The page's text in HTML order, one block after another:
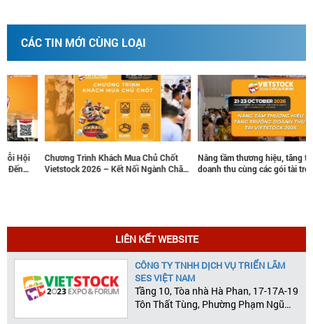
CÁC TIN MỚI CÙNG LOẠI
Chương Trình Khách Mua Chủ Chốt
Vietstock 2026 – Kết Nối Ngành Chăn
Nâng tầm thương hiệu, tăng trưởng
doanh thu cùng các gói tài trợ chiến
LIÊN KẾT WEBSITE
CÔNG TY TNHH DỊCH VỤ TRIỂN LÃM
SES VIỆT NAM
Tầng 10, Tòa nhà Hà Phan, 17-17A-19
Tôn Thất Tùng, Phường Phạm Ngũ